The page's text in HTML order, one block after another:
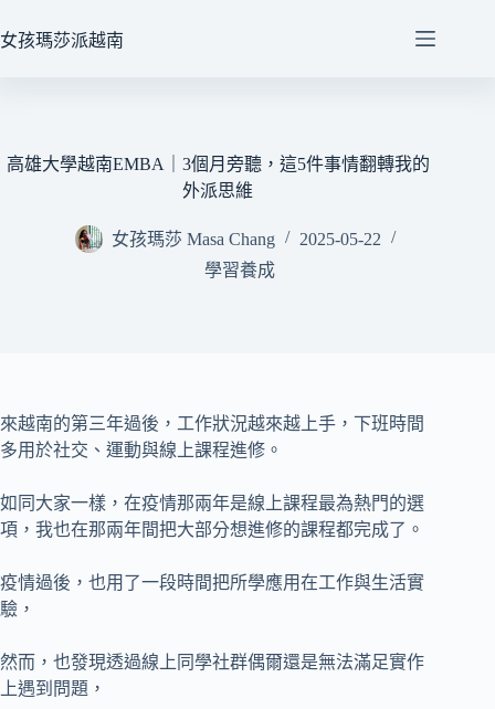
至
女孩瑪莎派越南
高雄大學越南EMBA｜3個月旁聽，這5件事情翻轉我的
外派思維
女孩瑪莎 Masa Chang
2025-05-22
學習養成
來越南的第三年過後，工作狀況越來越上手，下班時間
多用於社交、運動與線上課程進修。
如同大家一樣，在疫情那兩年是線上課程最為熱門的選
項，我也在那兩年間把大部分想進修的課程都完成了。
疫情過後，也用了一段時間把所學應用在工作與生活實
驗，
然而，也發現透過線上同學社群偶爾還是無法滿足實作
上遇到問題，